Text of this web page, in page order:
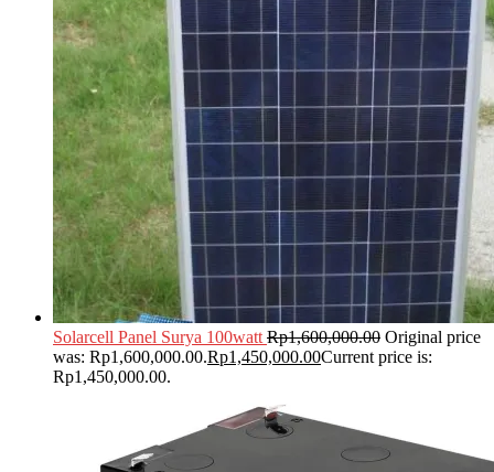
Solarcell Panel Surya 100watt Rp1,600,000.00 Original price
was: Rp1,600,000.00.Rp1,450,000.00Current price is:
Rp1,450,000.00.